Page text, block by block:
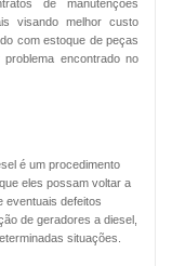
de manutenções
visando melhor custo
com estoque de peças
encontrado no
é um procedimento
eles possam voltar a
eventuais defeitos
de geradores a diesel,
situações.